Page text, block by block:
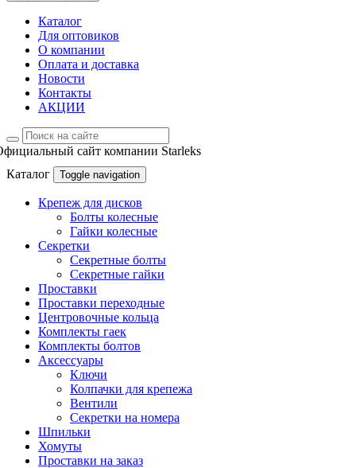
Каталог
Для оптовиков
О компании
Оплата и доставка
Новости
Контакты
АКЦИИ
сайт компании Starleks
Каталог
Toggle navigation
Крепеж для дисков
Болты колесные
Гайки колесные
Секретки
Секретные болты
Секретные гайки
Проставки
Проставки переходные
Центровочные кольца
Комплекты гаек
Комплекты болтов
Аксессуары
Ключи
Колпачки для крепежа
Вентили
Секретки на номера
Шпильки
Хомуты
Проставки на заказ